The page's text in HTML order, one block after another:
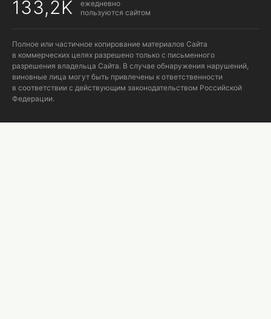
133,2K
ежедневно
пользуются сайтом
Полное или частичное копирование материалов Сайта
в коммерческих целях разрешено только с письменного
разрешения владельца Сайта. В случае обнаружения нарушений,
виновные лица могут быть привлечены к ответственности
в соответствии с действующим законодательством Российской
Федерации.